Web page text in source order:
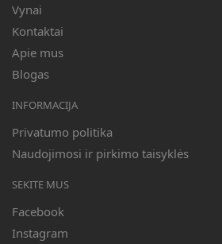
Vynai
Kontaktai
Apie mus
Blogas
INFORMACIJA
Privatumo politika
Naudojimosi ir pirkimo taisyklės
SEKITE MUS
Facebook
Instagram